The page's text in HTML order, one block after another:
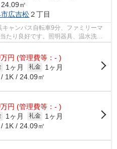
㎡
広吉松２丁目
ャンパス自転車9分、ファミリーマ
たり良好です。照明器具、温水洗浄
お...
万円 (管理費等：- )
1ヶ月 礼金
1ヶ月
1K / 24.09㎡
万円 (管理費等：- )
1ヶ月 礼金
1ヶ月
1K / 24.09㎡